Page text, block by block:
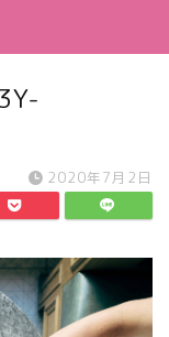
2020年7月2日